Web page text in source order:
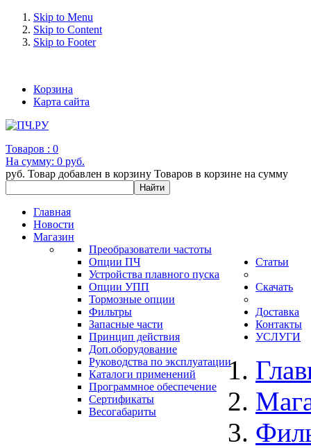
Skip to Menu
Skip to Content
Skip to Footer
Корзина
Карта сайта
Товаров : 0
На сумму: 0 руб.
руб. Товар добавлен в корзину Товаров в корзине на сумму
Главная
Новости
Магазин
Преобразователи частоты
Опции ПЧ
Устройства плавного пуска
Опции УПП
Тормозные опции
Фильтры
Запасные части
Статьи
Принцип действия
Доп.оборудование
Скачать
Руководства по эксплуатации
Каталоги применений
Программное обеспечение
Сертификаты
Весогабариты
Доставка
Контакты
УСЛУГИ